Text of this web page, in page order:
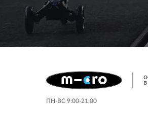
ПН-ВС 9:00-21:00